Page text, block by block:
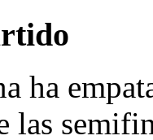
ha
las